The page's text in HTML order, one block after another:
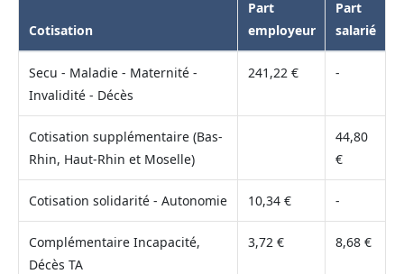
Cotisation
Part
employeur
Part
salarié
Secu - Maladie - Maternité -
Invalidité - Décès
241,22 € -
Cotisation supplémentaire (Bas-
Rhin, Haut-Rhin et Moselle)
44,80
€
Cotisation solidarité - Autonomie 10,34 € -
Complémentaire Incapacité,
Décès TA
3,72 € 8,68 €